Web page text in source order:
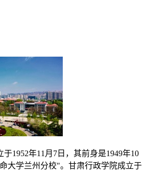
于1952年11月 7 日，其前身是1949年10
大学兰州分校"。甘肃行政学院成立于